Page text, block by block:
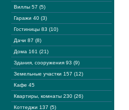
Виллы 57 (5)
Гаражи 40 (3)
Гостиницы 83 (10)
Дачи 87 (8)
Дома 161 (21)
Здания, сооружения 93 (9)
Земельные участки 157 (12)
Кафе 45
Квартиры, комнаты 230 (26)
Коттеджи 137 (5)